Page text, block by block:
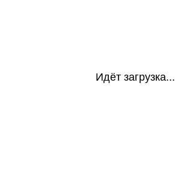
Идёт загрузка...